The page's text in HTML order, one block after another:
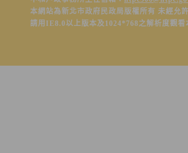
本網站為新北市政府民政局版權所有 未經允
請用IE8.0以上版本及1024*768之解析度觀